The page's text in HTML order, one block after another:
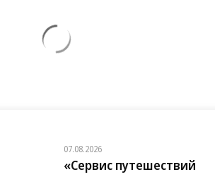
07.08.2026
«Сервис путешествий